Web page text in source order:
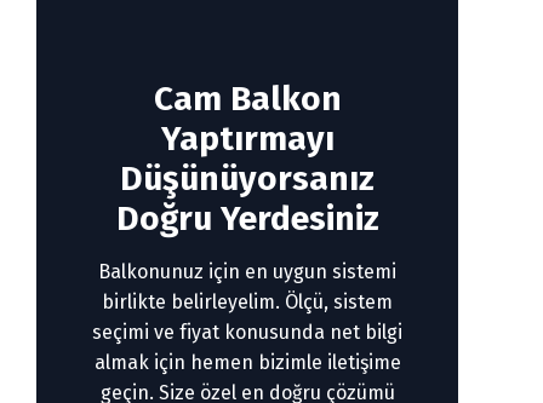
Cam Balkon
Yaptırmayı
Düşünüyorsanız
Doğru Yerdesiniz
Balkonunuz için en uygun sistemi
birlikte belirleyelim. Ölçü, sistem
seçimi ve fiyat konusunda net bilgi
almak için hemen bizimle iletişime
geçin. Size özel en doğru çözümü